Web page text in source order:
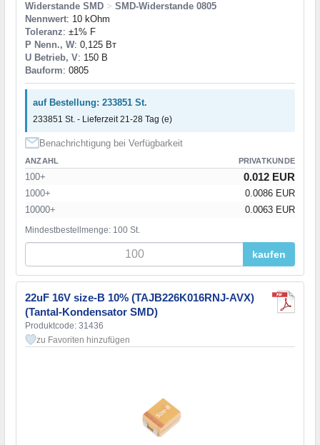
Widerstande SMD > SMD-Widerstande 0805
Nennwert: 10 kOhm
Toleranz: ±1% F
P Nenn., W: 0,125 Вт
U Betrieb, V: 150 В
Bauform: 0805
auf Bestellung: 233851 St.
233851 St. - Lieferzeit 21-28 Tag (e)
Benachrichtigung bei Verfügbarkeit
ANZAHL PRIVATKUNDE
100+ 0.012 EUR
1000+
0.0086 EUR
10000+
0.0063 EUR
Mindestbestellmenge: 100 St.
kaufen
22uF 16V size-B 10% (TAJB226K016RNJ-AVX)
(Tantal-Kondensator SMD)
Produktcode: 31436
zu Favoriten hinzufügen